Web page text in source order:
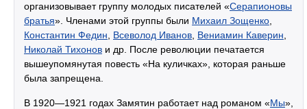
организовывает группу молодых писателей «Серапионовы
братья». Членами этой группы были Михаил Зощенко
Константин Федин
Всеволод Иванов Вениамин Каверин
Николай Тихонов и др. После революции печатается
вышеупомянутая повесть «На куличках», которая раньше
была запрещена.
В 1920—1921 годах Замятин работает над романом «Мы»,